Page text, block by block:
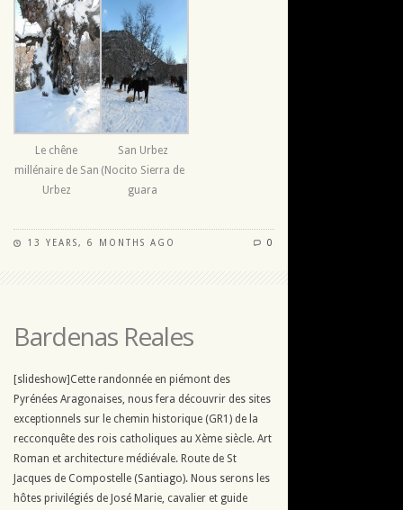
Le chêne
millénaire de San
Urbez
San Urbez
(Nocito Sierra de
guara
13 YEARS, 6 MONTHS AGO 0
Bardenas Reales
[slideshow]Cette randonnée en piémont des
Pyrénées Aragonaises, nous fera découvrir des sites
exceptionnels sur le chemin historique (GR1) de la
recconquête des rois catholiques au Xème siècle. Art
Roman et architecture médiévale. Route de St
Jacques de Compostelle (Santiago). Nous serons les
hôtes privilégiés de José Marie, cavalier et guide